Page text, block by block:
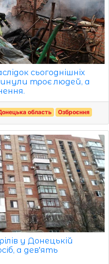
сьогоднішніх
троє людей, а
область Озброєння
у Донецькій
а дев'ять